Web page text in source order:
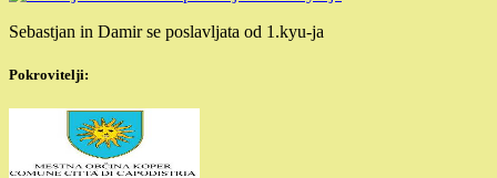
Sebastjan in Damir se poslavljata od 1.kyu-ja
Pokrovitelji: